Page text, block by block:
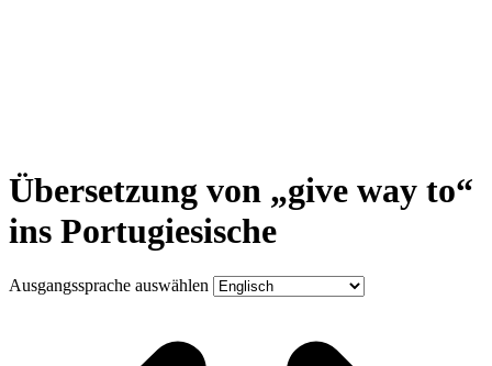
Übersetzung von „give way to“
ins Portugiesische
Ausgangssprache auswählen